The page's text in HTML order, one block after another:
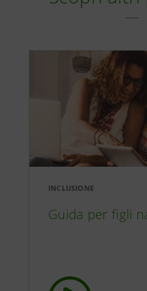
INCLUSIONE
Guida per figli